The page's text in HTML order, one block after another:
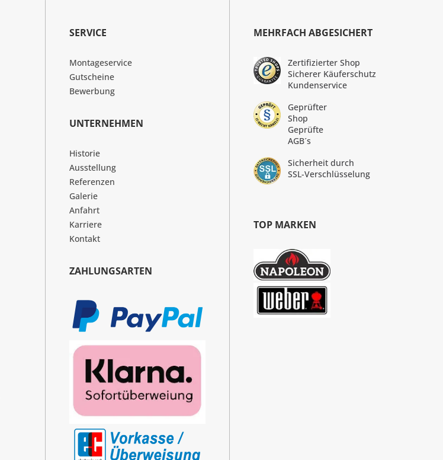
SERVICE
Montageservice
Gutscheine
Bewerbung
UNTERNEHMEN
Historie
Ausstellung
Referenzen
Galerie
Anfahrt
Karriere
Kontakt
ZAHLUNGSARTEN
MEHRFACH ABGESICHERT
Zertifizierter Shop
Sicherer Käuferschutz
Kundenservice
Geprüfter
Shop
Geprüfte
AGB´s
Sicherheit durch
SSL-Verschlüsselung
TOP MARKEN